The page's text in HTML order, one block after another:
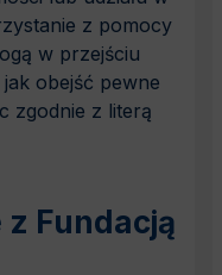
z pomocy
w przejściu
obejść pewne
zgodnie z literą
z Fundacją